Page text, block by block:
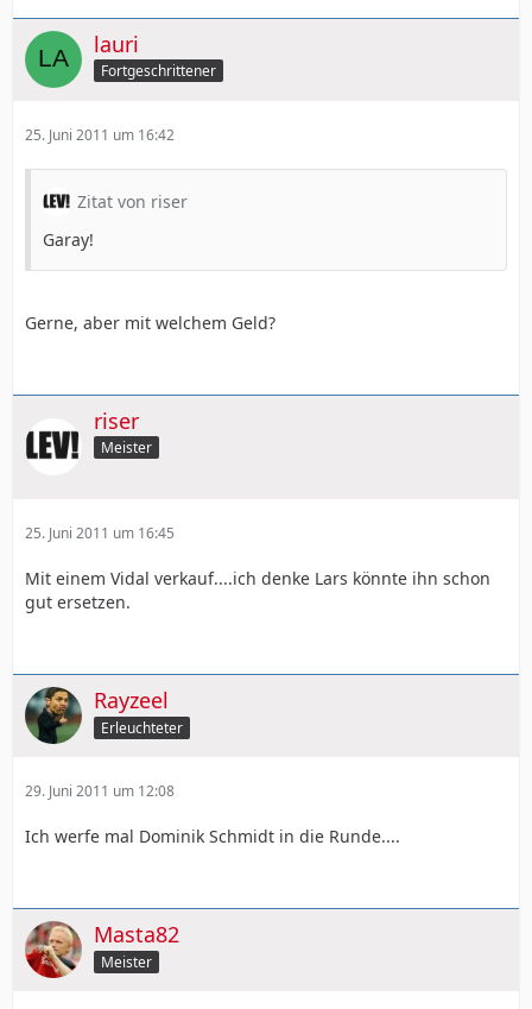
lauri
Fortgeschrittener
25. Juni 2011 um 16:42
Zitat von riser
Garay!
Gerne, aber mit welchem Geld?
riser
Meister
25. Juni 2011 um 16:45
Mit einem Vidal verkauf....ich denke Lars könnte ihn schon
gut ersetzen.
Rayzeel
Erleuchteter
29. Juni 2011 um 12:08
Ich werfe mal Dominik Schmidt in die Runde....
Masta82
Meister